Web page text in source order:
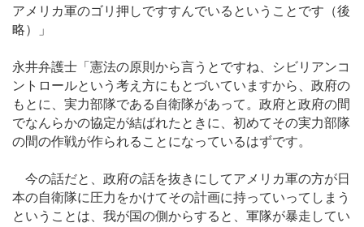
アメリカ軍のゴリ押しですすんでいるということです（後
略）」
永井弁護士「憲法の原則から言うとですね、シビリアンコ
ントロールという考え方にもとづいていますから、政府の
もとに、実力部隊である自衛隊があって。政府と政府の間
でなんらかの協定が結ばれたときに、初めてその実力部隊
の間の作戦が作られることになっているはずです。
今の話だと、政府の話を抜きにしてアメリカ軍の方が日
本の自衛隊に圧力をかけてその計画に持っていってしまう
ということは、我が国の側からすると、軍隊が暴走してい